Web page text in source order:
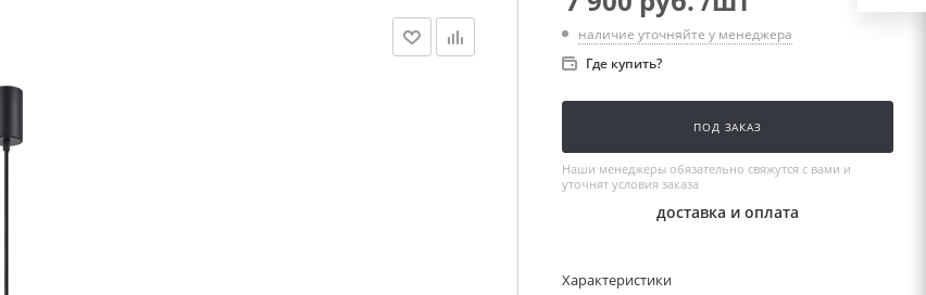
наличие уточняйте у менеджера
Где купить?
ПОД ЗАКАЗ
Наши менеджеры обязательно свяжутся с вами и
уточнят условия заказа
доставка и оплата
Характеристики